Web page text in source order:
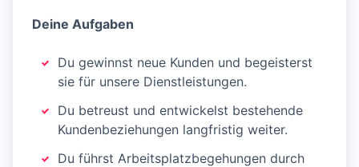
Deine Aufgaben
Du gewinnst neue Kunden und begeisterst
sie für unsere Dienstleistungen.
Du betreust und entwickelst bestehende
Kundenbeziehungen langfristig weiter.
Du führst Arbeitsplatzbegehungen durch